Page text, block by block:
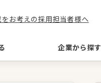
をお考えの採用担当者様へ
企業から探す